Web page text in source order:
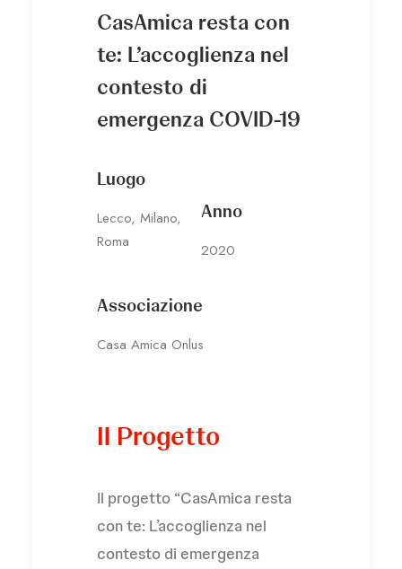
CasAmica resta con
te: L’accoglienza nel
contesto di
emergenza COVID-19
Luogo
Lecco, Milano,
Roma
Anno
2020
Associazione
Casa Amica Onlus
Il Progetto
Il progetto “CasAmica resta
con te: L’accoglienza nel
contesto di emergenza